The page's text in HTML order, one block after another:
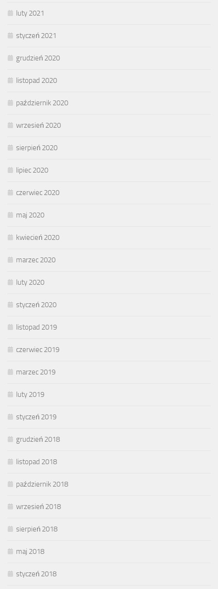
luty 2021
styczeń 2021
grudzień 2020
listopad 2020
październik 2020
wrzesień 2020
sierpień 2020
lipiec 2020
czerwiec 2020
maj 2020
kwiecień 2020
marzec 2020
luty 2020
styczeń 2020
listopad 2019
czerwiec 2019
marzec 2019
luty 2019
styczeń 2019
grudzień 2018
listopad 2018
październik 2018
wrzesień 2018
sierpień 2018
maj 2018
styczeń 2018